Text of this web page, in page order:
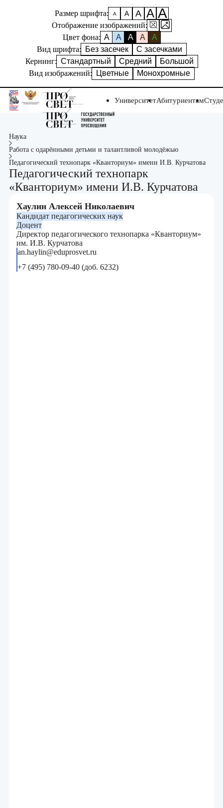
Размер шрифта: А А А А А
Отображение изображений:
Цвет фона: A A A A
A
Вид шрифта:
Без засечек
С засечками
Кернинг: Стандартный Средний
Большой
Вид изображений:
Цветные Монохромные
УниверситетАбитуриентам
Наука
Работа с одарёнными детьми и талантливой молодёжью
Педагогический технопарк «Кванториум» имени И.В. Курчатова
Педагогический технопарк
«Кванториум» имени И.В. Курчатова
Хаулин Алексей Николаевич
Кандидат педагогических наук
Доцент
Директор педагогического технопарка «Кванториум»
им. И.В. Курчатова
an.haylin@eduprosvet.ru
+7 (495) 780-09-40 (доб. 6232)